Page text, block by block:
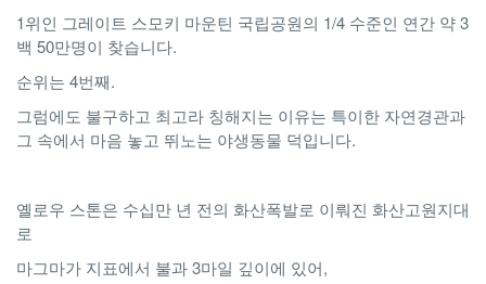
1위인 그레이트 스모키 마운틴 국립공원의 1/4 수준인 연간 약 3
백 50만명이 찾습니다.
순위는 4번째.
그럼에도 불구하고 최고라 칭해지는 이유는 특이한 자연경관과
그 속에서 마음 놓고 뛰노는 야생동물 덕입니다.
옐로우 스톤은 수십만 년 전의 화산폭발로 이뤄진 화산고원지대
로
마그마가 지표에서 불과 3마일 깊이에 있어,